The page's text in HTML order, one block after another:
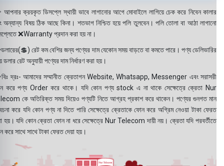
ক্রয়কৃত ডিসপ্লে স্থায়ী ভাবে লাগানোর আগে মোবাইলে লাগিয়ে চেক করে নিবেন কালার
অন্যান্য বিষয় ঠিক আছে কিনা। শতভাগ নিশ্চিত হয়ে পলি তুলবেন। পলি তোলা বা আঠা লাগানো
❌Warranty প্রদান করা হয় না।
রেট কম বেশির জন্য পণ্যের দাম যেকোন সময় বাড়তে বা কমতে পারে। পণ্য ডেলিভারির
ডলার রেট অনুযায়ী পণ্যের দাম নির্ধারণ করা হয়।
দ্রঃ- আমাদের সম্মানীত ক্রেতাগন Website, Whatsapp, Messenger এবং সরাসরী
করে পণ্য Order করে থাকে। যদি কোন পণ্য stock এ না থাকে সেক্ষেত্রে ক্রেতা Nur
কে অতিরিক্ত সময় দিয়েও পণ্যটি নিতে আগ্রহ প্রকাশ করে থাকেন। পণ্যের গুনগত মান
করে যদি কোন পণ্য না দিতে পারি সেক্ষেত্রে ক্রেতাকে ফোন করে অগ্রিম নেওয়া টাকা ফেরত
হয়। যদি কোন ক্রেতা ফোন না ধরে সেক্ষেত্রে Nur Telecom দায়ী নয়। ক্রেতা যদি পরবর্তীতে
করে সাথে সাথে টাকা ফেরত দেয়া হয়।